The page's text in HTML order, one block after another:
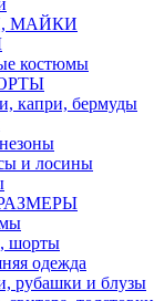
МАЙКИ
костюмы
капри, бермуды
и лосины
шорты
одежда
рубашки и блузы